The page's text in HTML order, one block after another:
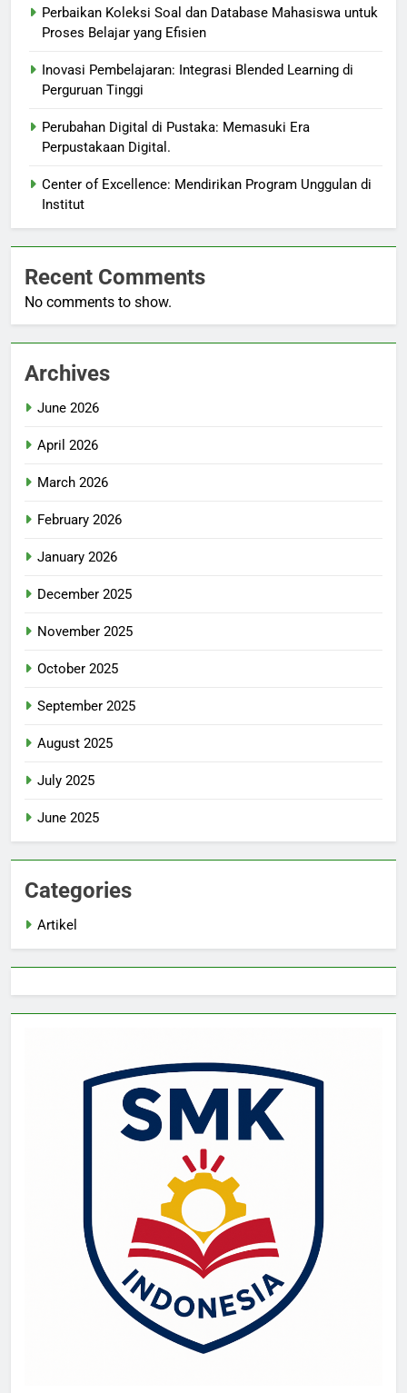
Perbaikan Koleksi Soal dan Database Mahasiswa untuk
Proses Belajar yang Efisien
Inovasi Pembelajaran: Integrasi Blended Learning di
Perguruan Tinggi
Perubahan Digital di Pustaka: Memasuki Era
Perpustakaan Digital.
Center of Excellence: Mendirikan Program Unggulan di
Institut
Recent Comments
No comments to show.
Archives
June 2026
April 2026
March 2026
February 2026
January 2026
December 2025
November 2025
October 2025
September 2025
August 2025
July 2025
June 2025
Categories
Artikel